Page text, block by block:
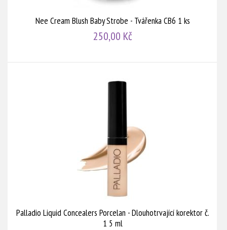
Nee Cream Blush Baby Strobe - Tvářenka CB6 1 ks
250,00 Kč
Palladio Liquid Concealers Porcelan - Dlouhotrvající korektor č.
1 5 ml